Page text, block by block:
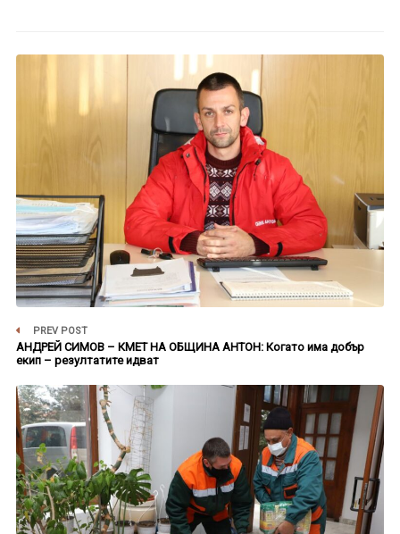
PREV POST
АНДРЕЙ СИМОВ – КМЕТ НА ОБЩИНА АНТОН: Когато има добър
екип – резултатите идват